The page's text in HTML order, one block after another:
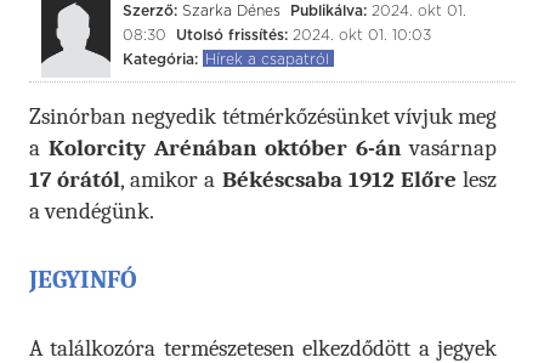
Szerző: Szarka Dénes Publikálva: 2024. okt 01.
08:30
Utolsó frissítés: 2024. okt 01. 10:03
Kategória:
Hírek a csapatról
Zsinórban negyedik tétmérkőzésünket vívjuk meg
a Kolorcity Arénában október 6-án vasárnap
17 órától, amikor a Békéscsaba 1912 Előre lesz
a vendégünk.
JEGYINFÓ
A találkozóra természetesen elkezdődött a jegyek